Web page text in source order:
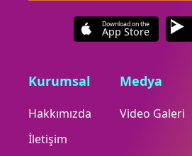
Download on the
App Store
Kurumsal
Hakkımızda
İletişim
Medya
Video Galeri